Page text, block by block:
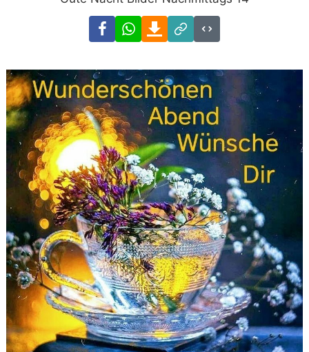
FacebookWhatsAppDownload
Link
Code